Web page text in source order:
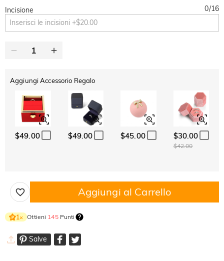
Incisione 0/16
Aggiungi Accessorio Regalo
$49.00 $49.00 $45.00 $30.00
$42.00
Aggiungi al Carrello
1× Ottieni 145Punti
Salve